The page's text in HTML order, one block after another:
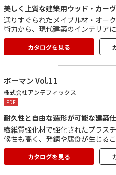
美しく上質な建築用ウッド・カー
選りすぐられたメイプル材・オー
術力から、現代建築のインテリア
着き、心地よさ、高級感、優雅さ
能です。カタログを見る
ボーマン Vol.11
株式会社アンテフィックス
PDF
耐久性と自由な造形が可能な建築
繊維質強化材で強化されたプラス
候性も高く、発錆や腐食が生じる
ことができます。 どのような意匠
の採用実績があります。
カタログを見る